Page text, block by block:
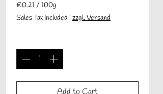
€0.21 / 100g
€0.21
per
Sales Tax Included | zzgl. Versand